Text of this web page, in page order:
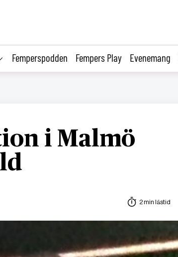
Femperspodden Fempers Play Evenemang
i Malmö
2 min lästid